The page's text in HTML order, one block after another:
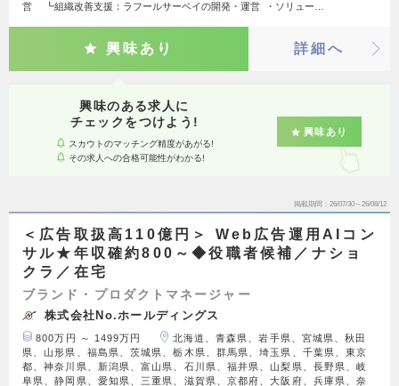
営 ┗組織改善支援：ラフールサーベイの開発・運営 ・ソリュー…
興味あり 詳細へ
興味のある求人に
チェックをつけよう!
スカウトのマッチング精度があがる!
その求人への合格可能性がわかる!
興味あり
掲載期間 26/07/30～26/08/12
＜広告取扱高110億円＞ Web広告運用AIコン
サル★年収確約800～◆役職者候補／ナショ
クラ／在宅
ブランド・プロダクトマネージャー
株式会社No.ホールディングス
800万円 ～ 1499万円
北海道、青森県、岩手県、宮城県、秋田
県、山形県、福島県、茨城県、栃木県、群馬県、埼玉県、千葉県、東京
都、神奈川県、新潟県、富山県、石川県、福井県、山梨県、長野県、岐
阜県、静岡県、愛知県、三重県、滋賀県、京都府、大阪府、兵庫県、奈